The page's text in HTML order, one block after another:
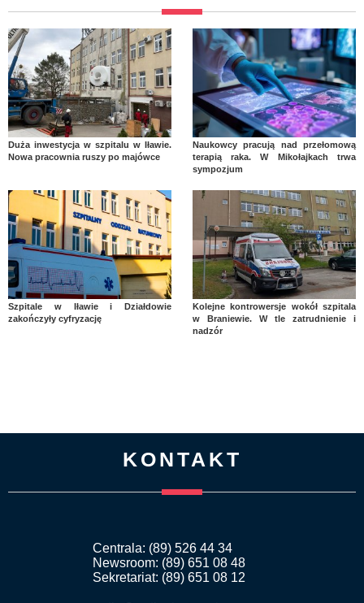
Duża inwestycja w szpitalu w Iławie.
Nowa pracownia ruszy po majówce
Naukowcy pracują nad przełomową
terapią raka. W Mikołajkach trwa
sympozjum
Szpitale w Iławie i Działdowie
zakończyły cyfryzację
Kolejne kontrowersje wokół szpitala
w Braniewie. W tle zatrudnienie i
nadzór
KONTAKT
Centrala: (89) 526 44 34
Newsroom: (89) 651 08 48
Sekretariat: (89) 651 08 12